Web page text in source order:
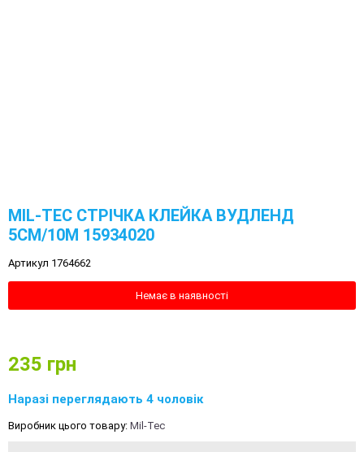
MIL-TEC СТРІЧКА КЛЕЙКА ВУДЛЕНД
5СМ/10М 15934020
Артикул 1764662
Немає в наявності
235 грн
Наразі переглядають 4 чоловік
Виробник цього товару: Mil-Tec